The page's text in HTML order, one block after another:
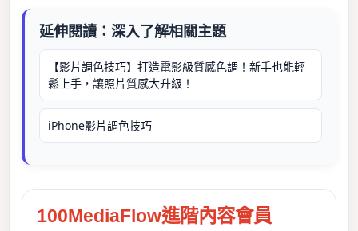
延伸閱讀：深入了解相關主題
【影片調色技巧】打造電影級質感色調！新手也能輕
鬆上手，讓照片質感大升級！
iPhone影片調色技巧
100MediaFlow進階內容會員